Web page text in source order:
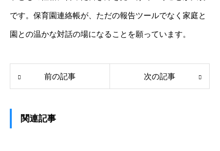
です。保育園連絡帳が、ただの報告ツールでなく家庭と
園との温かな対話の場になることを願っています。
前の記事 次の記事
関連記事